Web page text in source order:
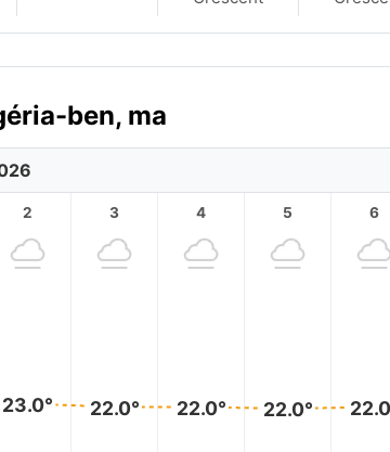
ben, ma
2
23.0°
3
22.0°
4
22.0°
5
22.0°
6